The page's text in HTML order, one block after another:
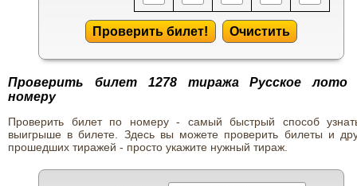
Проверить билет! Очистить
Проверить билет 1278 тиража Русское лото
номеру
Проверить билет по номеру - самый быстрый способ
выигрыше в билете. Здесь вы можете проверить билеты и
прошедших тиражей - просто укажите нужный тираж.